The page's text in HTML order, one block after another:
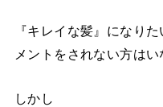
『キレイな髪』になり
メントをされない方はい
しかし